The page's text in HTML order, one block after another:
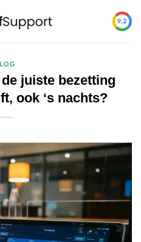
juiste bezetting
ook ‘s nachts?